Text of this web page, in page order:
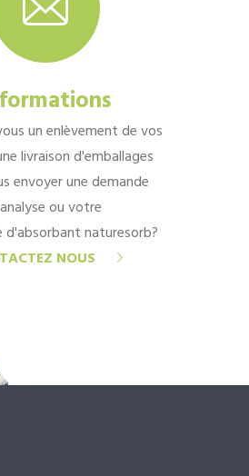
un enlèvement de vos
livraison d'emballages
envoyer une demande
ou votre
d'absorbant naturesorb?
NOUS